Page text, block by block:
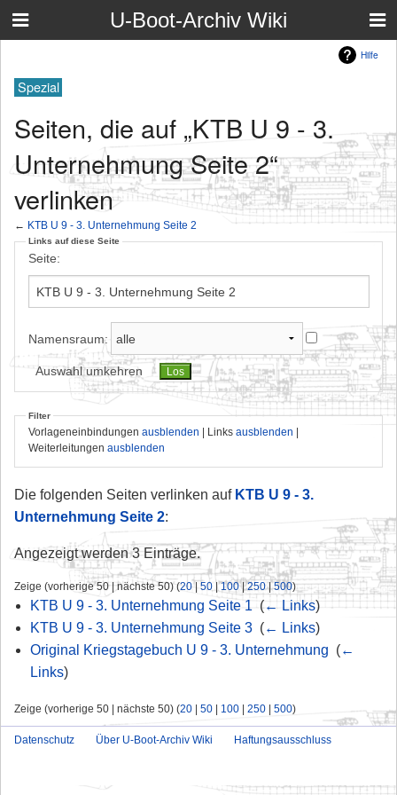
U-Boot-Archiv Wiki
Hilfe
Spezial
Seiten, die auf „KTB U 9 - 3.
Unternehmung Seite 2“
verlinken
← KTB U 9 - 3. Unternehmung Seite 2
Links auf diese Seite
Seite:
Namensraum:
Auswahl umkehren
Filter
Vorlageneinbindungen ausblenden | Links ausblenden |
Weiterleitungen ausblenden
Die folgenden Seiten verlinken auf KTB U 9 - 3.
Unternehmung Seite 2:
Angezeigt werden 3 Einträge.
Zeige (vorherige 50 | nächste 50) (20| 50 |100|250|500)
KTB U 9 - 3. Unternehmung Seite 1 ‎ (← Links)
KTB U 9 - 3. Unternehmung Seite 3‎ (← Links)
Original Kriegstagebuch U 9 - 3. Unternehmung (←
Links)
Zeige (vorherige 50 | nächste 50) (20 | 50 | 100 | 250 | 500)
Datenschutz Über U-Boot-Archiv Wiki Haftungsausschluss